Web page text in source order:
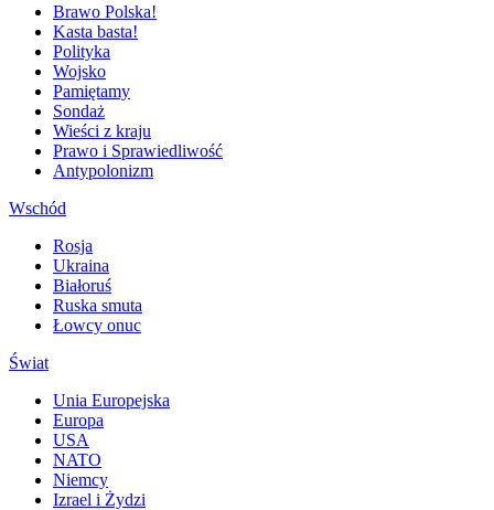
Brawo Polska!
Kasta basta!
Polityka
Wojsko
Pamiętamy
Sondaż
Wieści z kraju
Prawo i Sprawiedliwość
Antypolonizm
Wschód
Rosja
Ukraina
Białoruś
Ruska smuta
Łowcy onuc
Świat
Unia Europejska
Europa
USA
NATO
Niemcy
Izrael i Żydzi